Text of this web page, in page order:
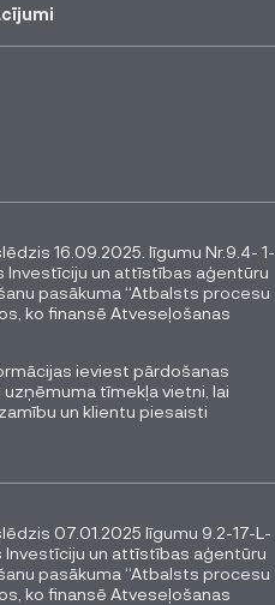
16.09.2025. līgumu Nr.9.4- 1-
Investīciju un attīstības aģentūru
pasākuma “Atbalsts procesu
ko finansē Atveseļošanas
ieviest pārdošanas
tīmekļa vietni, lai
un klientu piesaisti
07.01.2025 līgumu 9.2-17-L-
Investīciju un attīstības aģentūru
pasākuma “Atbalsts procesu
ko finansē Atveseļošanas